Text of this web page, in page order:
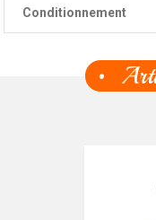
Conditionnement